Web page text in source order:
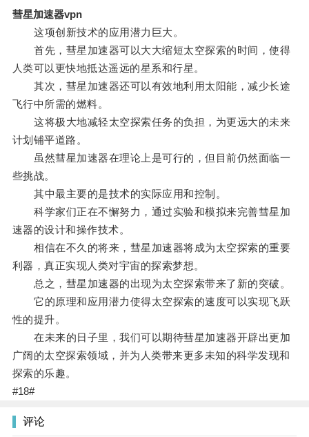
彗星加速器vpn
这项创新技术的应用潜力巨大。
首先，彗星加速器可以大大缩短太空探索的时间，使得
人类可以更快地抵达遥远的星系和行星。
其次，彗星加速器还可以有效地利用太阳能，减少长途
飞行中所需的燃料。
这将极大地减轻太空探索任务的负担，为更远大的未来
计划铺平道路。
虽然彗星加速器在理论上是可行的，但目前仍然面临一
些挑战。
其中最主要的是技术的实际应用和控制。
科学家们正在不懈努力，通过实验和模拟来完善彗星加
速器的设计和操作技术。
相信在不久的将来，彗星加速器将成为太空探索的重要
利器，真正实现人类对宇宙的探索梦想。
总之，彗星加速器的出现为太空探索带来了新的突破。
它的原理和应用潜力使得太空探索的速度可以实现飞跃
性的提升。
在未来的日子里，我们可以期待彗星加速器开辟出更加
广阔的太空探索领域，并为人类带来更多未知的科学发现和
探索的乐趣。
#18#
评论